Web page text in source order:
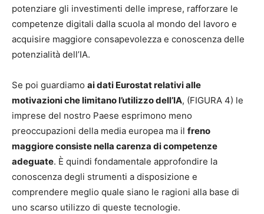
potenziare gli investimenti delle imprese, rafforzare le
competenze digitali dalla scuola al mondo del lavoro e
acquisire maggiore consapevolezza e conoscenza delle
potenzialità dell’IA.
Se poi guardiamo ai dati Eurostat relativi alle
motivazioni che limitano l’utilizzo dell’IA, (FIGURA 4) le
imprese del nostro Paese esprimono meno
preoccupazioni della media europea ma il freno
maggiore consiste nella carenza di competenze
adeguate. È quindi fondamentale approfondire la
conoscenza degli strumenti a disposizione e
comprendere meglio quale siano le ragioni alla base di
uno scarso utilizzo di queste tecnologie.